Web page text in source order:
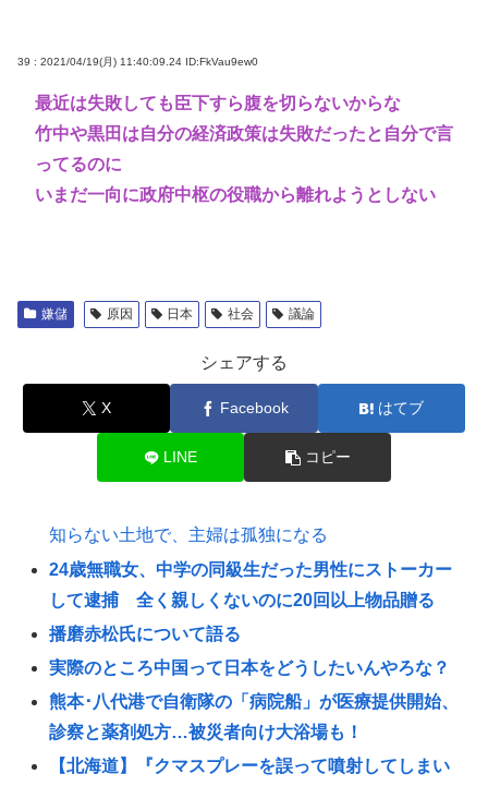
39 : 2021/04/19(月) 11:40:09.24 ID:FkVau9ew0
最近は失敗しても臣下すら腹を切らないからな
竹中や黒田は自分の経済政策は失敗だったと自分で言
ってるのに
いまだ一向に政府中枢の役職から離れようとしない
嫌儲 原因 日本 社会 議論
シェアする
X Facebook はてブ
LINE コピー
知らない土地で、主婦は孤独になる
24歳無職女、中学の同級生だった男性にストーカー
して逮捕 全く親しくないのに20回以上物品贈る
播磨赤松氏について語る
実際のところ中国って日本をどうしたいんやろな？
熊本･八代港で自衛隊の「病院船」が医療提供開始、
診察と薬剤処方…被災者向け大浴場も！
【北海道】『クマスプレーを誤って噴射してしまい